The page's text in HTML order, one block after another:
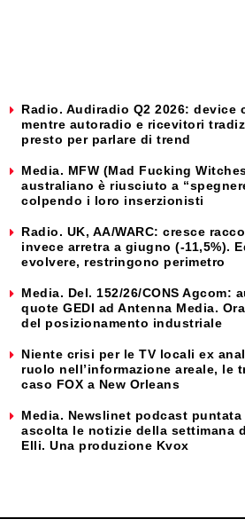
Radio. Audiradio Q2 2026: device
mentre autoradio e ricevitori
presto per parlare di trend
Media. MFW (Mad Fucking
australiano è riusciuto a
colpendo i loro inserzionisti
Radio. UK, AA/WARC: cresce
invece arretra a giugno (-11,5%).
evolvere, restringono perimetro
Media. Del. 152/26/CONS Agcom:
quote GEDI ad Antenna Media.
del posizionamento industriale
Niente crisi per le TV locali ex
ruolo nell’informazione areale, le
caso FOX a New Orleans
Media. Newslinet podcast puntata
ascolta le notizie della settimana
Elli. Una produzione Kvox